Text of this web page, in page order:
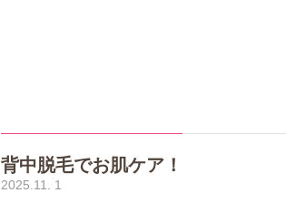
背中脱毛でお肌ケア！
2025.11. 1